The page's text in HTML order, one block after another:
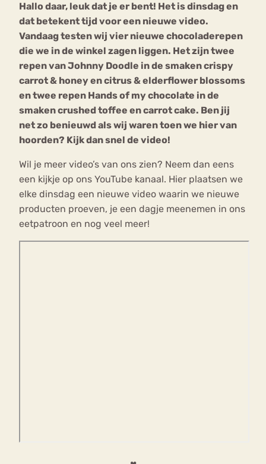
Hallo daar, leuk dat je er bent! Het is dinsdag en
dat betekent tijd voor een nieuwe video.
Vandaag testen wij vier nieuwe chocoladerepen
die we in de winkel zagen liggen. Het zijn twee
repen van Johnny Doodle in de smaken crispy
carrot & honey en citrus & elderflower blossoms
en twee repen Hands of my chocolate in de
smaken crushed toffee en carrot cake. Ben jij
net zo benieuwd als wij waren toen we hier van
hoorden? Kijk dan snel de video!
Wil je meer video’s van ons zien? Neem dan eens
een kijkje op ons YouTube kanaal. Hier plaatsen we
elke dinsdag een nieuwe video waarin we nieuwe
producten proeven, je een dagje meenemen in ons
eetpatroon en nog veel meer!
Forum
osa
Eetbuien Piekeren Sport
Trauma
Orthorexia
Afvallen Angst